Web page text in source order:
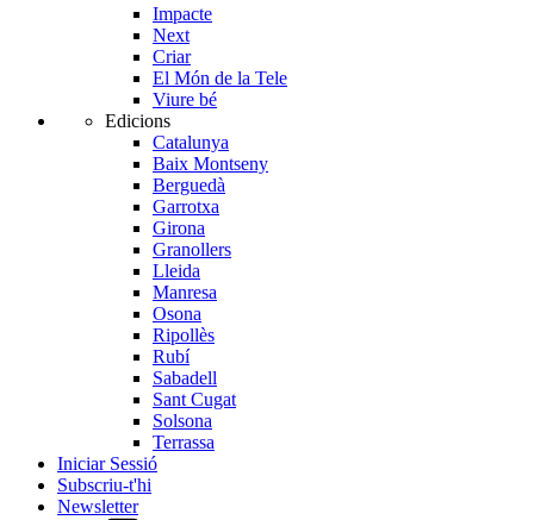
Impacte
Next
Criar
El Món de la Tele
Viure bé
Edicions
Catalunya
Baix Montseny
Berguedà
Garrotxa
Girona
Granollers
Lleida
Manresa
Osona
Ripollès
Rubí
Sabadell
Sant Cugat
Solsona
Terrassa
Iniciar Sessió
Subscriu-t'hi
Newsletter